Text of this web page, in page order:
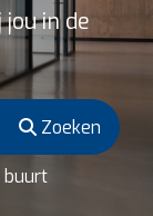
in de
Zoeken
buurt